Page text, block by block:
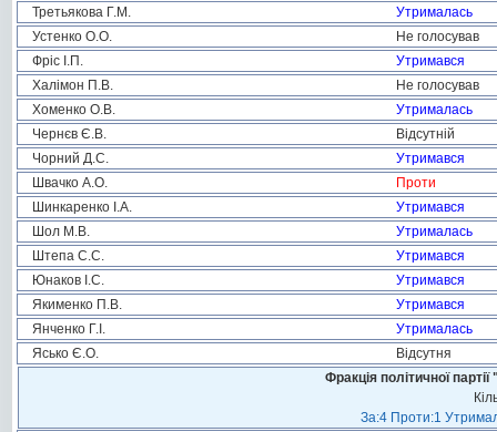
Третьякова Г.М.
Утрималась
Устенко О.О.
Не голосував
Фріс І.П.
Утримався
Халімон П.В.
Не голосував
Хоменко О.В.
Утрималась
Чернєв Є.В.
Відсутній
Чорний Д.С.
Утримався
Швачко А.О.
Проти
Шинкаренко І.А.
Утримався
Шол М.В.
Утрималась
Штепа С.С.
Утримався
Юнаков І.С.
Утримався
Якименко П.В.
Утримався
Янченко Г.І.
Утрималась
Ясько Є.О.
Відсутня
Фракція політичної
За:4 Проти:1